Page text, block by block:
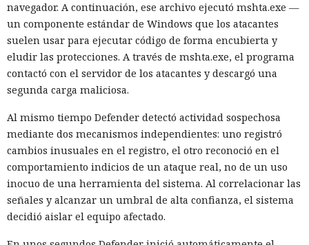
navegador. A continuación, ese archivo ejecutó mshta.exe —
un componente estándar de Windows que los atacantes
suelen usar para ejecutar código de forma encubierta y
eludir las protecciones. A través de mshta.exe, el programa
contactó con el servidor de los atacantes y descargó una
segunda carga maliciosa.
Al mismo tiempo Defender detectó actividad sospechosa
mediante dos mecanismos independientes: uno registró
cambios inusuales en el registro, el otro reconoció en el
comportamiento indicios de un ataque real, no de un uso
inocuo de una herramienta del sistema. Al correlacionar las
señales y alcanzar un umbral de alta confianza, el sistema
decidió aislar el equipo afectado.